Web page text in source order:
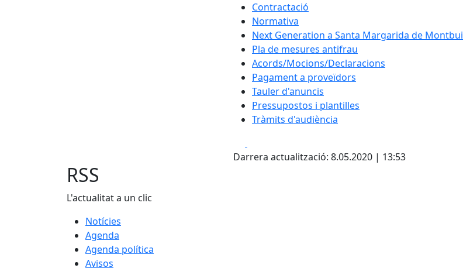
Contractació
Normativa
Next Generation a Santa Margarida de Montbui
Pla de mesures antifrau
Acords/Mocions/Declaracions
Pagament a proveïdors
Tauler d'anuncis
Pressupostos i plantilles
Tràmits d'audiència
Darrera actualització: 8.05.2020 | 13:53
RSS
L'actualitat a un clic
Notícies
Agenda
Agenda política
Avisos